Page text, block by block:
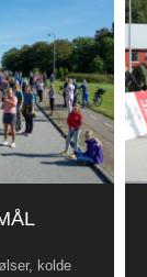
kolde